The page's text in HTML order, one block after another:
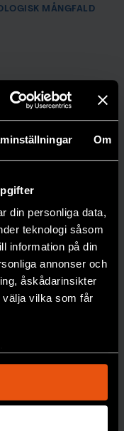
Om
din personliga data,
teknologi såsom
information på din
annonser och
åskådarinsikter
vilka som får
till flera meter
aktivt skanna den
på
E-tidning•
våra
MÅNGFALD